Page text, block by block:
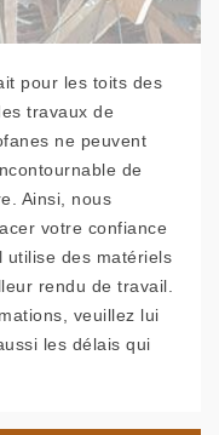
pour les toits des
travaux de
ne peuvent
de
Ainsi, nous
votre confiance
utilise des matériels
rendu de travail.
veuillez lui
les délais qui